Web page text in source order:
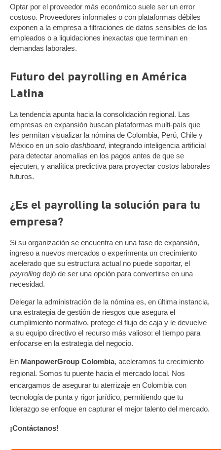
Optar por el proveedor más económico suele ser un error
costoso. Proveedores informales o con plataformas débiles
exponen a la empresa a filtraciones de datos sensibles de los
empleados o a liquidaciones inexactas que terminan en
demandas laborales.
Futuro del payrolling en América
Latina
La tendencia apunta hacia la consolidación regional. Las
empresas en expansión buscan plataformas multi-país que
les permitan visualizar la nómina de Colombia, Perú, Chile y
México en un solo dashboard, integrando inteligencia artificial
para detectar anomalías en los pagos antes de que se
ejecuten, y analítica predictiva para proyectar costos laborales
futuros.
¿Es el payrolling la solución para tu
empresa?
Si su organización se encuentra en una fase de expansión,
ingreso a nuevos mercados o experimenta un crecimiento
acelerado que su estructura actual no puede soportar, el
payrolling dejó de ser una opción para convertirse en una
necesidad.
Delegar la administración de la nómina es, en última instancia,
una estrategia de gestión de riesgos que asegura el
cumplimiento normativo, protege el flujo de caja y le devuelve
a su equipo directivo el recurso más valioso: el tiempo para
enfocarse en la estrategia del negocio.
En ManpowerGroup Colombia, aceleramos tu crecimiento
regional. Somos tu puente hacia el mercado local. Nos
encargamos de asegurar tu aterrizaje en Colombia con
tecnología de punta y rigor jurídico, permitiendo que tu
liderazgo se enfoque en capturar el mejor talento del mercado.
¡Contáctanos!